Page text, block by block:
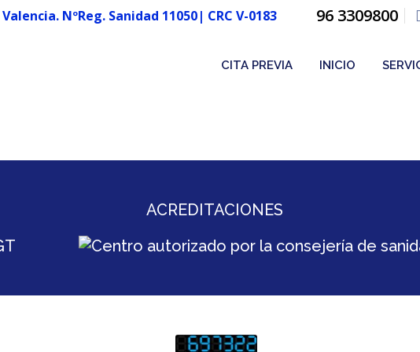
NºReg. Sanidad 11050| CRC V-0183 96 3309800
CITA PREVIA INICIO
ACREDITACIONES